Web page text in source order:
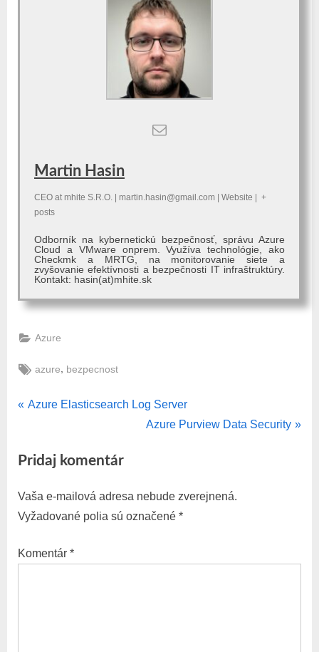
Martin Hasin
CEO at mhite S.R.O. | martin.hasin@gmail.com | Website | +
posts
Odborník na kybernetickú bezpečnosť, správu Azure
Cloud a VMware onprem. Využíva technológie, ako
Checkmk a MRTG, na monitorovanie siete a
zvyšovanie efektívnosti a bezpečnosti IT infraštruktúry.
Kontakt: hasin(at)mhite.sk
Azure
Tags:
azure, bezpecnost
Navigácia
článku
P
v
o
u
P
Azure Elasticsearch Log Server
N
P
o
t
Azure Purview Data Security
Pridaj komentár
Vaša e-mailová adresa nebude zverejnená.
Vyžadované polia sú označené *
Komentár *